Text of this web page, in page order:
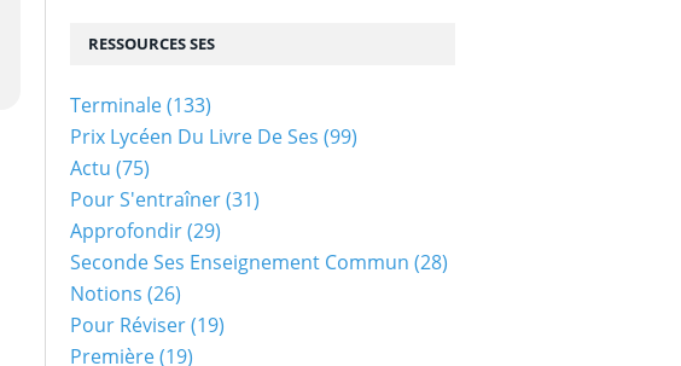
RESSOURCES SES
Terminale(133)
Prix Lycéen Du Livre De Ses (99)
Actu (75)
Pour S'entraîner(31)
Approfondir(29)
Seconde Ses Enseignement Commun (28)
Notions (26)
Pour Réviser(19)
Première(19)